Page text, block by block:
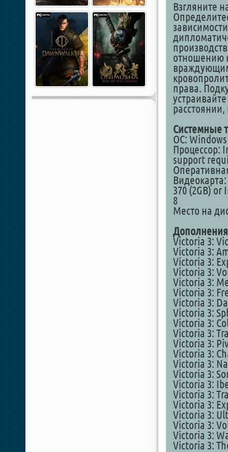
Взгляните
отношению
права.
Системные
ОС:
Процессор:
support
370 (2GB)
8
Место на
Victoria 3:
Victoria 3:
Victoria 3:
Victoria 3:
Victoria 3:
Victoria 3:
Victoria 3:
Victoria 3:
Victoria 3:
Victoria 3:
Victoria 3:
Victoria 3:
Victoria 3:
Victoria 3:
Victoria 3:
Victoria 3:
Victoria 3:
Victoria 3:
Victoria 3:
Victoria 3:
Victoria 3: